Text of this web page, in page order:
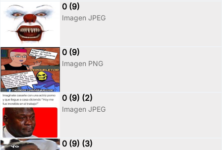
0 (9)
Imagen JPEG
0 (9)
Imagen PNG
0 (9) (2)
Imagen JPEG
0 (9) (3)